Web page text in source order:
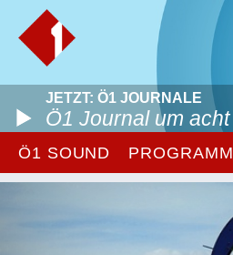
JETZT: Ö1 JOURNALE
Ö1 Journal um acht
Ö1 SOUND PROGRAMM